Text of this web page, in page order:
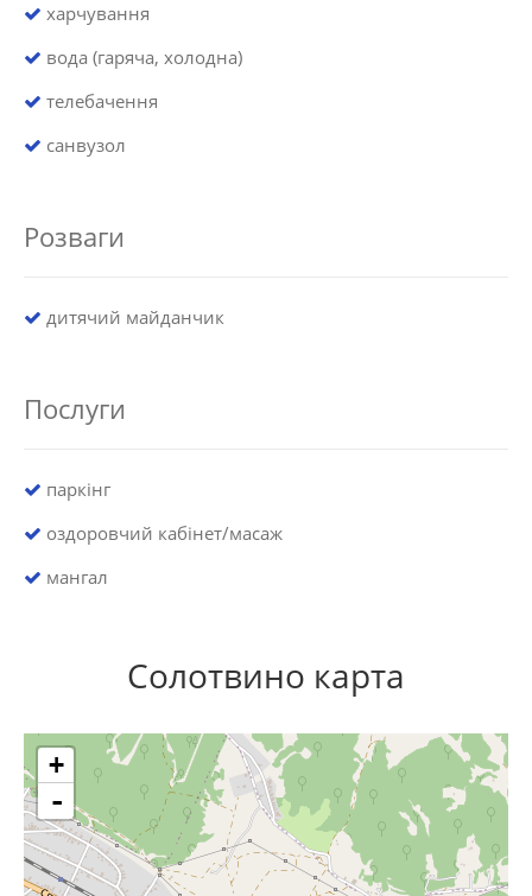
харчування
вода (гаряча, холодна)
телебачення
санвузол
Розваги
дитячий майданчик
Послуги
паркінг
оздоровчий кабінет/масаж
мангал
Солотвино карта
+
-